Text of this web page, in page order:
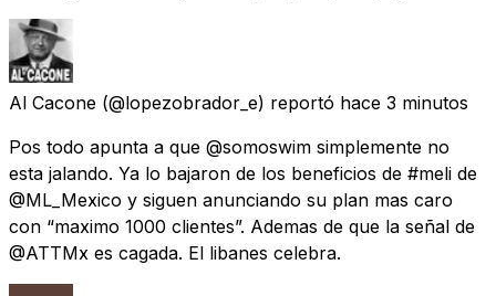
Al Cacone (@lopezobrador_e) reportó hace 3 minutos
Pos todo apunta a que @somoswim simplemente no
esta jalando. Ya lo bajaron de los beneficios de #meli de
@ML_Mexico y siguen anunciando su plan mas caro
con “maximo 1000 clientes”. Ademas de que la señal de
@ATTMx es cagada. El libanes celebra.